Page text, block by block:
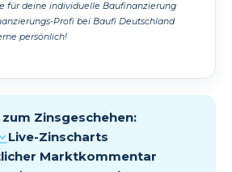
für deine individuelle Baufinanzierung
Profi bei Baufi Deutschland
persönlich!
zum Zinsgeschehen:
Live-Zinscharts
Marktkommentar